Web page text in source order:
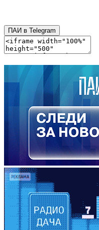
ПАИ в Telegram